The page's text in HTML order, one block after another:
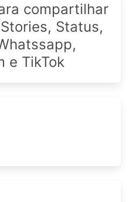
compartilhar
Status,
e TikTok